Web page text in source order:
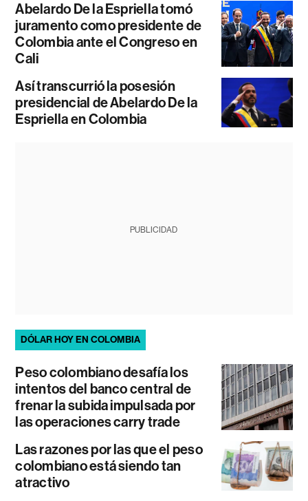
Abelardo De la Espriella tomó
juramento como presidente de
Colombia ante el Congreso en
Cali
Así transcurrió la posesión
presidencial de Abelardo De la
Espriella en Colombia
PUBLICIDAD
DÓLAR HOY EN COLOMBIA
Peso colombiano desafía los
intentos del banco central de
frenar la subida impulsada por
las operaciones carry trade
Las razones por las que el peso
colombiano está siendo tan
atractivo